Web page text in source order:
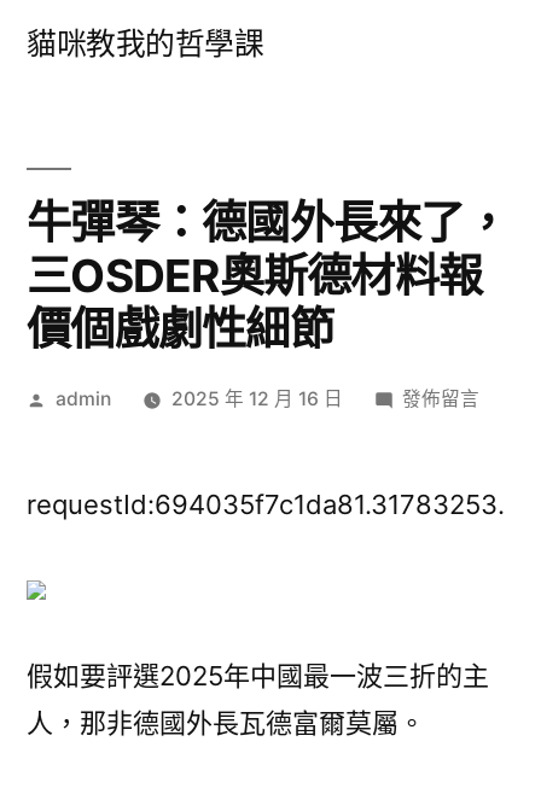
貓咪教我的哲學課
牛彈琴：德國外長來了，
三OSDER奧斯德材料報
價個戲劇性細節
作
admin 2025 年 12 月 16 日
在
琴：
來
發佈留言
requestId:694035f7c1da81.31783253.
假如要評選2025年中國最一波三折的主
人，那非德國外長瓦德富爾莫屬。